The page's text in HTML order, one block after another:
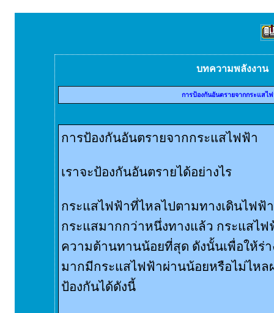
บทความพลังงาน
การป้องกันอันตรายจากกระแสไ
การป้องกันอันตรายจากกระแสไฟฟ้า
เราจะป้องกันอันตรายได้อย่างไร
กระแสไฟฟ้าที่ไหลไปตามทางเดินไฟฟ้
กระแสมากกว่าหนึ่งทางแล้ว กระแสไ
ความต้านทานน้อยที่สุด ดังนั้นเพื่อให้ร่
มากมีกระแสไฟฟ้าผ่านน้อยหรือไม่ไหล
ป้องกันได้ดังนี้